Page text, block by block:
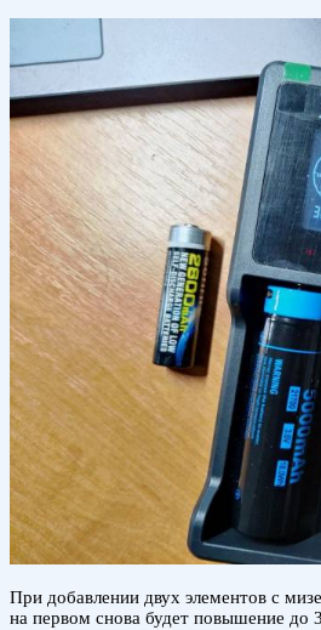
При добавлении двух элементов с
на первом снова будет повышение до